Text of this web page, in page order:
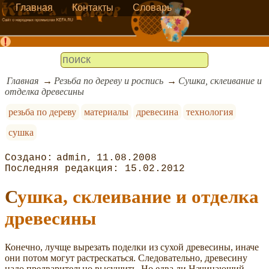
Главная Контакты Словарь
Главная Резьба по дереву и роспись
Сушка, склеивание и
отделка древесины
резьба по дереву
материалы древесина
технология
сушка
admin
11.08.2008
15.02.2012
Сушка, склеивание и отделка
древесины
Конечно, лучще вырезать поделки из сухой древесины, иначе
они потом могут растрескаться. Следовательно, древесину